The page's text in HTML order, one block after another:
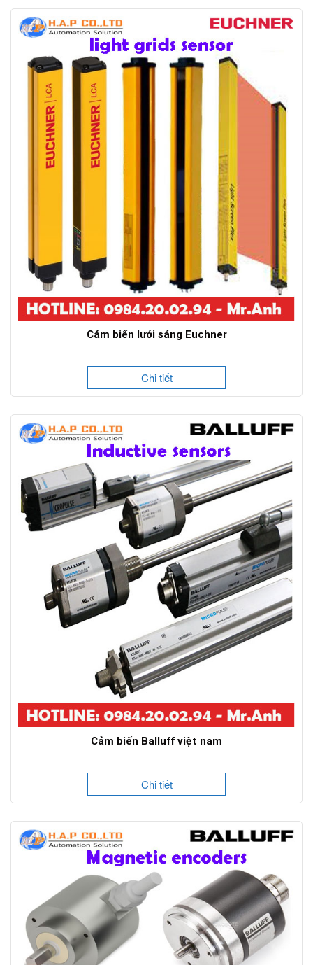
Cảm biến lưới sáng Euchner
Chi tiết
Cảm biến Balluff việt nam
Chi tiết